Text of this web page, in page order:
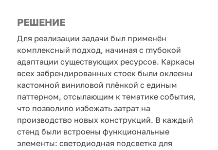
РЕШЕНИЕ
Для реализации задачи был применён
комплексный подход, начиная с глубокой
адаптации существующих ресурсов. Каркасы
всех забрендированных стоек были оклеены
кастомной виниловой плёнкой с единым
паттерном, отсылающим к тематике события,
что позволило избежать затрат на
производство новых конструкций. В каждый
стенд были встроены функциональные
элементы: светодиодная подсветка для